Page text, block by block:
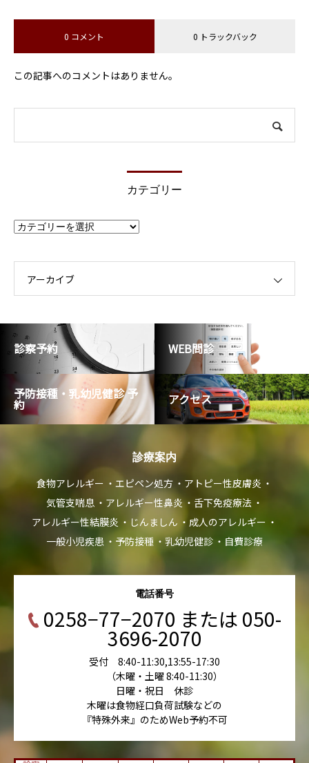
0 コメント 0 トラックバック
この記事へのコメントはありません。
カテゴリー
カ
テ
ー
アーカイブ
診察予約 WEB問診
予防接種・乳幼児健診 予
約 アクセス
診療案内
食物アレルギー エピペン処方
アトピー性皮膚炎
気管支喘息
アレルギー性鼻炎
舌下免疫療法
アレルギー性結膜炎
じんましん
成人のアレルギー
一般小児疾患
予防接種 乳幼児健診 自費診療
電話番号
0258−77−2070 または 050-
3696-2070
受付 8:40-11:30,13:55-17:30
（木曜・土曜 8:40-11:30）
日曜・祝日 休診
木曜は食物経口負荷試験などの
『特殊外来』のためWeb予約不可